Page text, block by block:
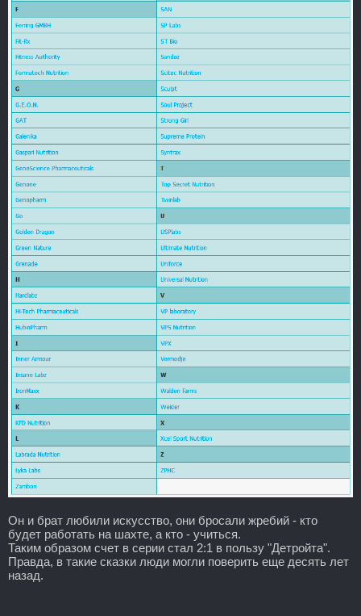
Он и брат любили искусство, они бросали жребий - кто
будет работать на шахте, а кто - учиться.
Таким образом счет в серии стал 2:1 в пользу "Детройта".
Правда, в такие сказки люди могли поверить еще десять лет
назад.